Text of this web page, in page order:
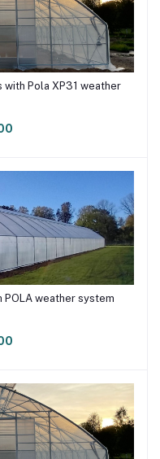
Pola XP31 weather
POLA weather system